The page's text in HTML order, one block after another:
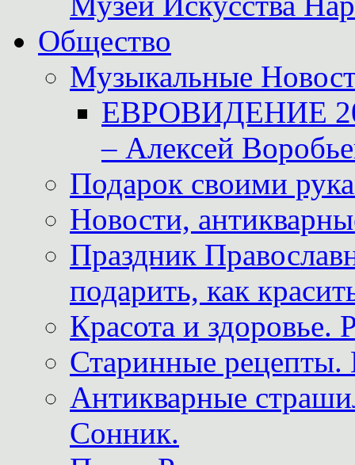
Общество
Музыкальные
ЕВРОВИДЕНИЕ
– Алексей
Подарок своими
Новости,
Праздник
подарить, как
Красота и здоровье.
Старинные рецепты.
Антикварные
Сонник.